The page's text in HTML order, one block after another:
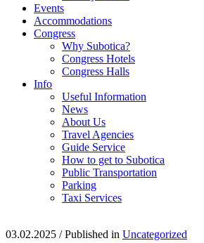
Events
Accommodations
Congress
Why Subotica?
Congress Hotels
Congress Halls
Info
Useful Information
News
About Us
Travel Agencies
Guide Service
How to get to Subotica
Public Transportation
Parking
Taxi Services
03.02.2025 /Published in Uncategorized